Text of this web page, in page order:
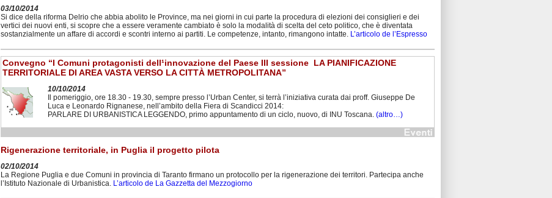
03/10/2014
Si dice della riforma Delrio che abbia abolito le Province, ma nei giorni in cui parte la procedura di elezioni dei consiglieri e dei
vertici dei nuovi enti, si scopre che a essere veramente cambiato è solo la modalità di scelta del ceto politico, che è diventata
sostanzialmente un affare di accordi e scontri interno ai partiti. Le competenze, intanto, rimangono intatte. L’articolo de l’Espresso
Convegno “I Comuni protagonisti dell¹innovazione del Paese III sessione ­ LA PIANIFICAZIONE
TERRITORIALE DI AREA VASTA VERSO LA CITTÀ METROPOLITANA”
10/10/2014
Il pomeriggio, ore 18.30 -­ 19.30, sempre presso l’Urban Center, si terrà l’iniziativa curata dai proff. Giuseppe De
Luca e Leonardo Rignanese, nell’ambito della Fiera di Scandicci 2014:
PARLARE DI URBANISTICA LEGGENDO, primo appuntamento di un ciclo, nuovo, di INU Toscana. (altro…)
Rigenerazione territoriale, in Puglia il progetto pilota
02/10/2014
La Regione Puglia e due Comuni in provincia di Taranto firmano un protocollo per la rigenerazione dei territori. Partecipa anche
l’Istituto Nazionale di Urbanistica. L’articolo de La Gazzetta del Mezzogiorno